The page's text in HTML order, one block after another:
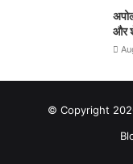
और
© Copyright